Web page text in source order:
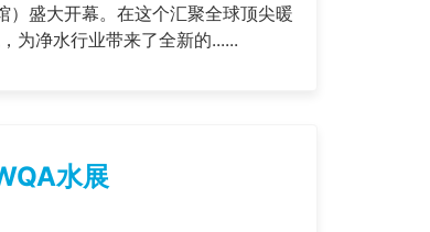
盛大开幕。在这个汇聚全球顶尖暖
为净水行业带来了全新的......
水展